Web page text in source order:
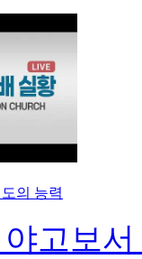
의 능력
고보서